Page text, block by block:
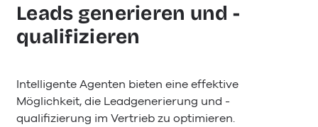
Leads generieren und -
qualifizieren
Intelligente Agenten bieten eine effektive
Möglichkeit, die Leadgenerierung und -
qualifizierung im Vertrieb zu optimieren.